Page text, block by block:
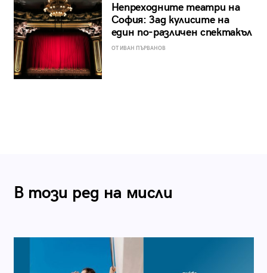
Непреходните театри на
София: Зад кулисите на
един по-различен спектакъл
ОТ ИВАН ПЪРВАНОВ
В този ред на мисли